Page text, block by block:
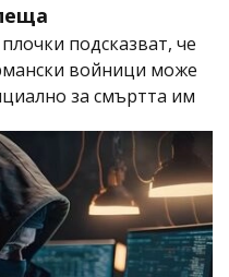
подсказват, че
войници може
за смъртта им